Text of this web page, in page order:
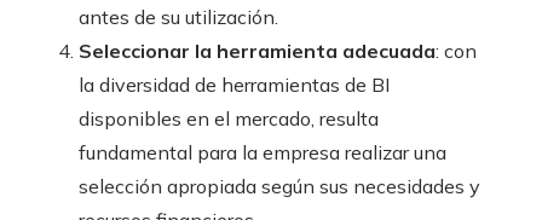
antes de su utilización.
Seleccionar la herramienta adecuada: con
la diversidad de herramientas de BI
disponibles en el mercado, resulta
fundamental para la empresa realizar una
selección apropiada según sus necesidades y